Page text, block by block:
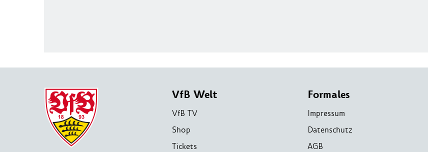
VfB Welt
VfB TV
Shop
Tickets
Formales
Impressum
Datenschutz
AGB